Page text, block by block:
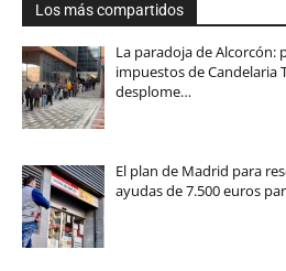
Los más compartidos
La paradoja de Alcorcón:
impuestos de Candelaria
desplome…
El plan de Madrid para
ayudas de 7.500 euros